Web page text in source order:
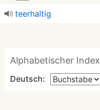
teerhaltig
Alphabetischer Index
Deutsch: